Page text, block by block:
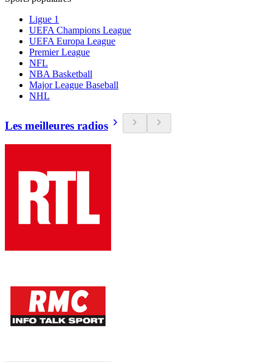
Ligue 1
UEFA Champions League
UEFA Europa League
Premier League
NFL
NBA Basketball
Major League Baseball
NHL
Les meilleures radios